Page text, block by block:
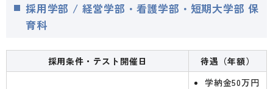
採用学部 / 経営学部・看護学部・短期大学部 保
育科
採用条件・テスト開催日 待遇（年額）
学納金50万円